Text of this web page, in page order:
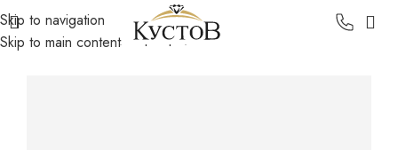
Skip to navigation
Skip to main content
Главная Каталог Серебро Подвески